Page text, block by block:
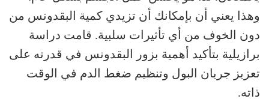
وهذا يعني أن بإمكانك أن تزيدي كمية البقدونس من
دون الخوف من أي تأثيرات سلبية. قامت دراسة
برازيلية بتأكيد أهمية بزور البقدونس في قدرته على
تعزيز جريان البول وتنظيم ضغط الدم في الوقت
ذاته.